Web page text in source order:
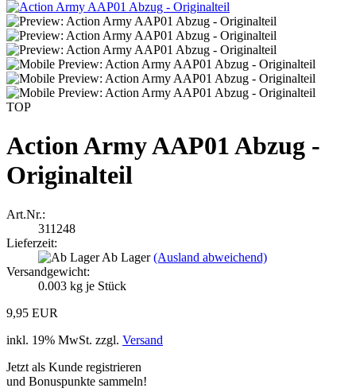
TOP
Action Army AAP01 Abzug -
Originalteil
Art.Nr.:
311248
Lieferzeit:
Ab Lager(Ausland abweichend)
Versandgewicht:
0.003 kg je Stück
9,95 EUR
inkl. 19% MwSt. zzgl. Versand
Jetzt als Kunde registrieren
und Bonuspunkte sammeln!